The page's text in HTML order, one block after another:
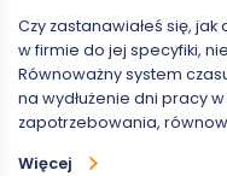
Czy zastanawiałeś się,
w firmie do jej specyfiki,
Równoważny system
na wydłużenie dni pracy
zapotrzebowania,
Więcej